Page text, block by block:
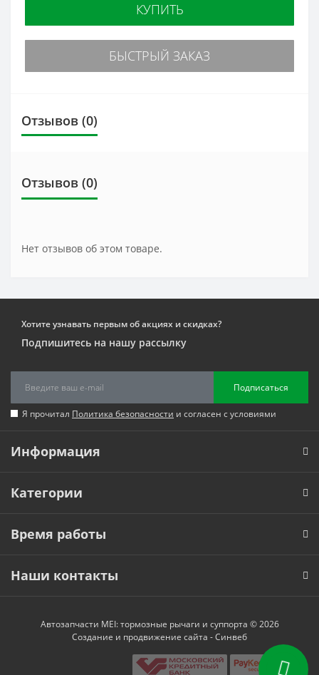
КУПИТЬ
БЫСТРЫЙ ЗАКАЗ
Отзывов (0)
Отзывов (0)
Нет отзывов об этом товаре.
Хотите узнавать первым об акциях и скидках?
Подпишитесь на нашу рассылку
Подписаться
Я прочитал Политика безопасности и согласен с условиями
Информация
Категории
Время работы
Наши контакты
Автозапчасти MEI: тормозные рычаги и суппорта © 2026
Создание и продвижение сайта -Синвеб